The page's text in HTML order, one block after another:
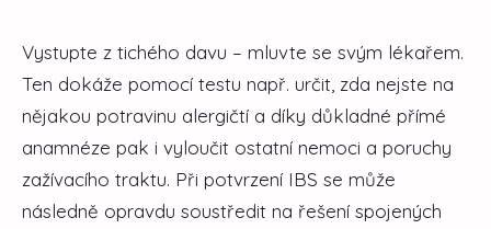
Vystupte z tichého davu – mluvte se svým lékařem.
Ten dokáže pomocí testu např. určit, zda nejste na
nějakou potravinu alergičtí a díky důkladné přímé
anamnéze pak i vyloučit ostatní nemoci a poruchy
zažívacího traktu. Při potvrzení IBS se může
následně opravdu soustředit na řešení spojených